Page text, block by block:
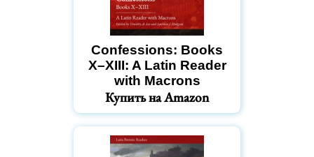
Confessions: Books
X–XIII: A Latin Reader
with Macrons
Купить на Amazon